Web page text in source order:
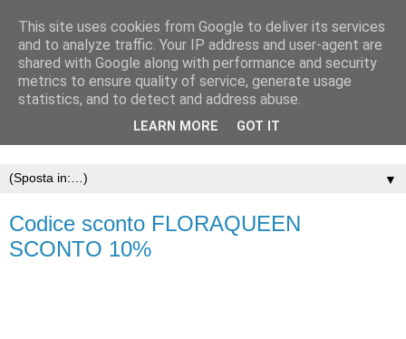
▼
Codice sconto FLORAQUEEN
SCONTO 10%
This site uses cookies from Google to deliver its services
and to analyze traffic. Your IP address and user-agent are
shared with Google along with performance and security
metrics to ensure quality of service, generate usage
statistics, and to detect and address abuse.
LEARN MORE GOT IT